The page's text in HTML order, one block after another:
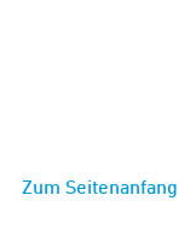
Zum Seitenanfang